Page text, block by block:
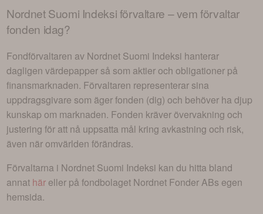
Nordnet Suomi Indeksiförvaltare – vem förvaltar
fonden idag?
Fondförvaltaren av Nordnet Suomi Indeksi hanterar
dagligen värdepapper så som aktier och obligationer på
finansmarknaden. Förvaltaren representerar sina
uppdragsgivare som äger fonden (dig) och behöver ha djup
kunskap om marknaden. Fonden kräver övervakning och
justering för att nå uppsatta mål kring avkastning och risk,
även när omvärlden förändras.
Förvaltarna i Nordnet Suomi Indeksi kan du hitta bland
annat här eller på fondbolaget Nordnet Fonder ABs egen
hemsida.